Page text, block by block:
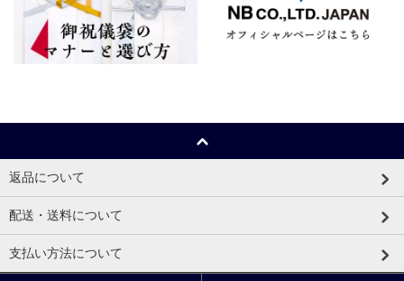
返品について
配送・送料について
支払い方法について